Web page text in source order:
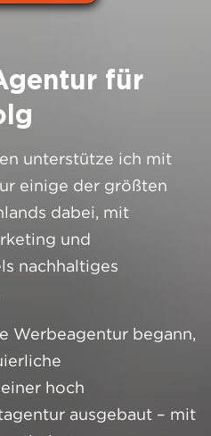
für
unterstütze ich mit
einige der größten
dabei, mit
und
nachhaltiges
Werbeagentur begann,
hoch
ausgebaut – mit